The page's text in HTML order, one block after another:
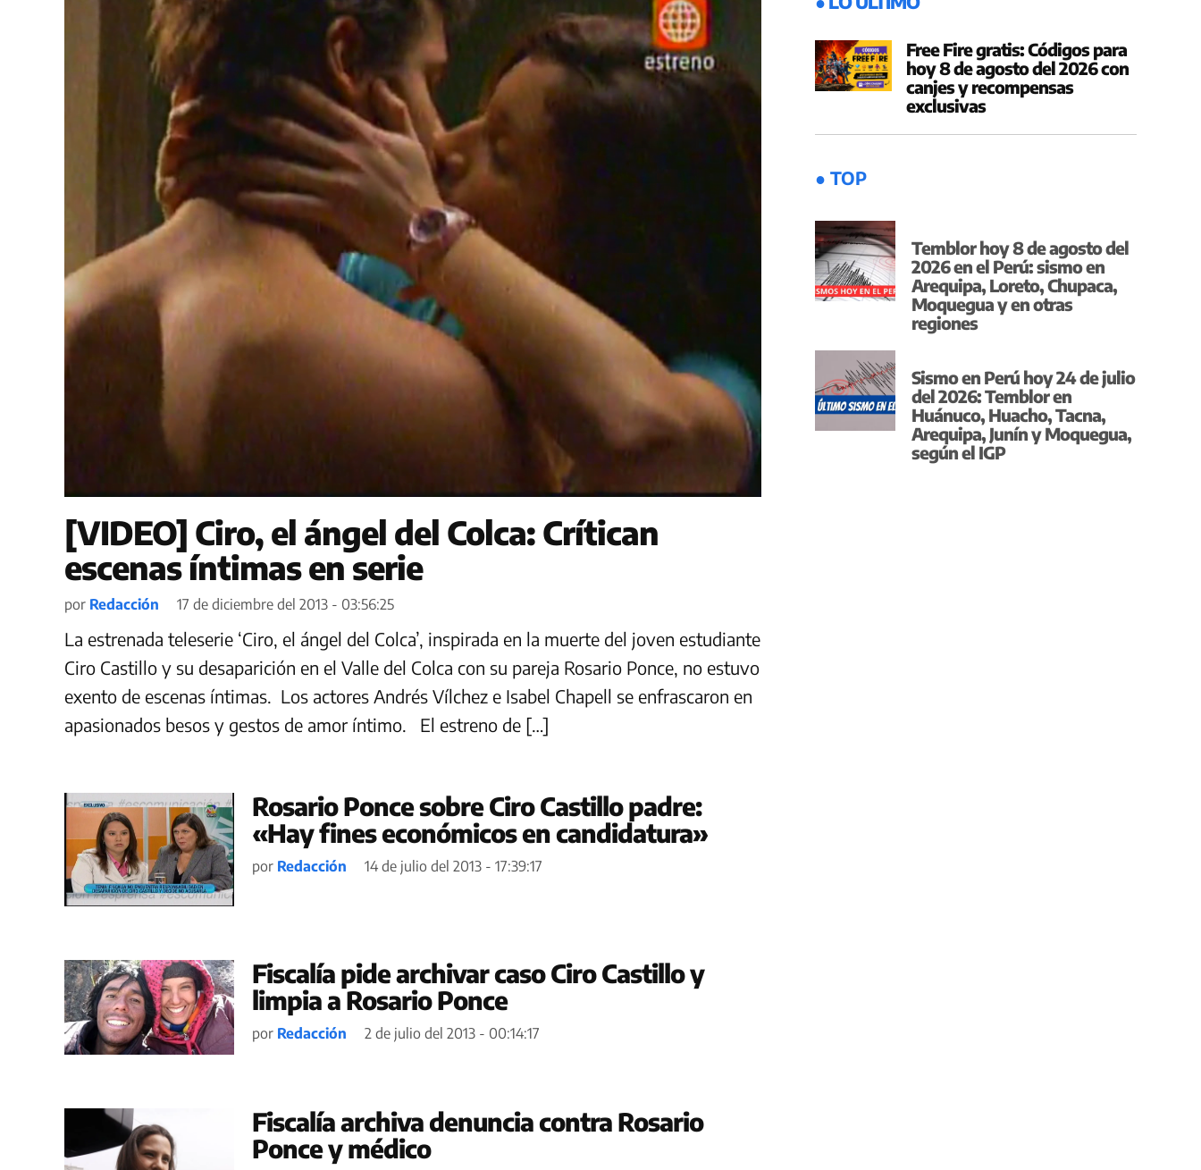
[VIDEO] Ciro, el ángel del Colca: Crítican
escenas íntimas en serie
por Redacción 17 de diciembre del 2013 - 03:56:25
La estrenada teleserie ‘Ciro, el ángel del Colca’, inspirada en la muerte del joven estudiante
Ciro Castillo y su desaparición en el Valle del Colca con su pareja Rosario Ponce, no estuvo
exento de escenas íntimas. Los actores Andrés Vílchez e Isabel Chapell se enfrascaron en
apasionados besos y gestos de amor íntimo. El estreno de […]
Rosario Ponce sobre Ciro Castillo padre:
«Hay fines económicos en candidatura»
por Redacción 14 de julio del 2013 - 17:39:17
Fiscalía pide archivar caso Ciro Castillo y
limpia a Rosario Ponce
por Redacción 2 de julio del 2013 - 00:14:17
Fiscalía archiva denuncia contra Rosario
Ponce y médico
Free Fire gratis: Códigos para
hoy 8 de agosto del 2026 con
canjes y recompensas
exclusivas
● TOP
Temblor hoy 8 de agosto del
2026 en el Perú: sismo en
Arequipa, Loreto, Chupaca,
Moquegua y en otras
regiones
Sismo en Perú hoy 24 de julio
del 2026: Temblor en
Huánuco, Huacho, Tacna,
Arequipa, Junín y Moquegua,
según el IGP